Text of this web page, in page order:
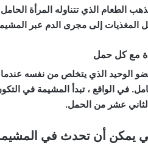
يذهب الطعام الذي تتناوله المرأة
المغذيات إلى مجرى الدم عبر
الوحيد الذي يتخلص من نفسه
في الواقع ، تبدأ المشيمة في
عشر من الحمل.
يمكن أن تحدث في